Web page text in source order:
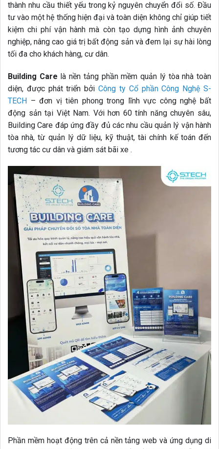
thành nhu cầu thiết yếu trong kỷ nguyên chuyển đổi số. Đầu
tư vào một hệ thống hiện đại và toàn diện không chỉ giúp tiết
kiệm chi phí vận hành mà còn tạo dựng hình ảnh chuyên
nghiệp, nâng cao giá trị bất động sản và đem lại sự hài lòng
tối đa cho khách hàng, cư dân.
Building Care là nền tảng phần mềm quản lý tòa nhà toàn
diện, được phát triển bởiCông ty Cổ phần Công Nghệ S-
TECH – đơn vị tiên phong trong lĩnh vực công nghệ bất
động sản tại Việt Nam. Với hơn 60 tính năng chuyên sâu,
Building Care đáp ứng đầy đủ các nhu cầu quản lý vận hành
tòa nhà, từ quản lý dữ liệu, kỹ thuật, tài chính kế toán đến
tương tác cư dân và giám sát bãi xe .
Phần mềm hoạt động trên cả nền tảng web và ứng dụng di